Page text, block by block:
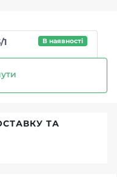
1 В наявності
ТА